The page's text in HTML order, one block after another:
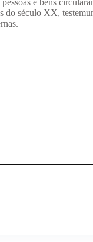
e bens
do século XX,